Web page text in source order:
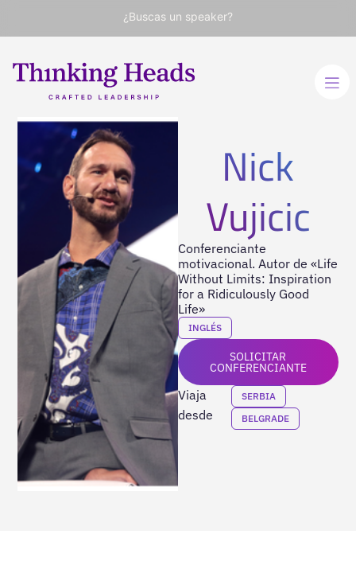
¿Buscas un speaker?
Nick
Vujicic
Conferenciante
motivacional. Autor de «Life
Without Limits: Inspiration
for a Ridiculously Good
Life»
INGLÉS
SOLICITAR
CONFERENCIANTE
Viaja
desde
SERBIA
BELGRADE